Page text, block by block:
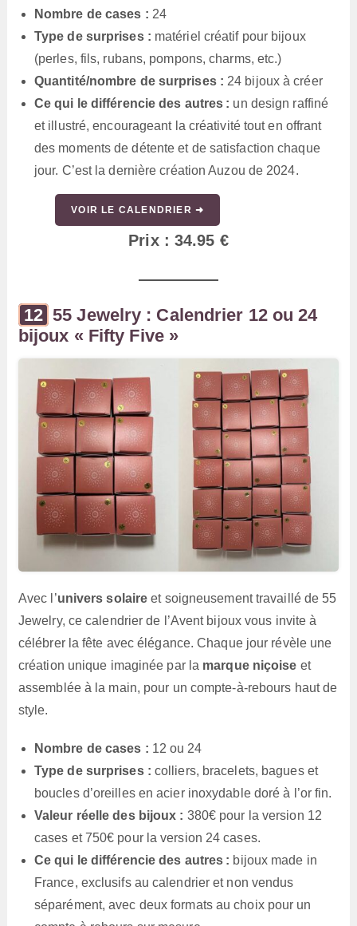
Nombre de cases : 24
Type de surprises : matériel créatif pour bijoux
(perles, fils, rubans, pompons, charms, etc.)
Quantité/nombre de surprises : 24 bijoux à créer
Ce qui le différencie des autres : un design raffiné
et illustré, encourageant la créativité tout en offrant
des moments de détente et de satisfaction chaque
jour. C’est la dernière création Auzou de 2024.
VOIR LE CALENDRIER ➜
Prix : 34.95 €
55 Jewelry : Calendrier 12 ou 24
bijoux « Fifty Five »
Avec l’univers solaire et soigneusement travaillé de 55
Jewelry, ce calendrier de l’Avent bijoux vous invite à
célébrer la fête avec élégance. Chaque jour révèle une
création unique imaginée par la marque niçoise et
assemblée à la main, pour un compte-à-rebours haut de
style.
Nombre de cases : 12 ou 24
Type de surprises : colliers, bracelets, bagues et
boucles d’oreilles en acier inoxydable doré à l’or fin.
Valeur réelle des bijoux : 380€ pour la version 12
cases et 750€ pour la version 24 cases.
Ce qui le différencie des autres : bijoux made in
France, exclusifs au calendrier et non vendus
séparément, avec deux formats au choix pour un